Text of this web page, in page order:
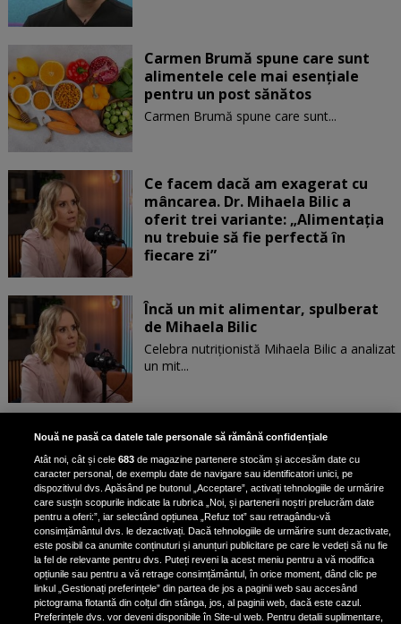
Carmen Brumă spune care sunt
alimentele cele mai esențiale
pentru un post sănătos
Carmen Brumă spune care sunt...
Ce facem dacă am exagerat cu
mâncarea. Dr. Mihaela Bilic a
oferit trei variante: „Alimentația
nu trebuie să fie perfectă în
fiecare zi”
Încă un mit alimentar, spulberat
de Mihaela Bilic
Celebra nutriționistă Mihaela Bilic a analizat
un mit...
Dr. Elena Martin, despre
intervențiile estetice și injecțiile
pentru slăbit: „Pacientele vor să
găsească o modalitate mai
rapidă”
Importanța echilibrului în
alimentație. Ce înseamnă o dietă
sănătoasă
Ruxandra Pleșea, medic...
Nouă ne pasă ca datele tale personale să rămână confidențiale
Atât noi, cât și cele683 de magazine partenere stocăm și accesăm date cu
caracter personal, de exemplu date de navigare sau identificatori unici, pe
dispozitivul dvs. Apăsând pe butonul „Acceptare”, activați tehnologiile de urmărire
care susțin scopurile indicate la rubrica „Noi, și partenerii noștri prelucrăm date
pentru a oferi:”, iar selectând opțiunea „Refuz tot” sau retragându-vă
consimțământul dvs. le dezactivați. Dacă tehnologiile de urmărire sunt dezactivate,
este posibil ca anumite conținuturi și anunțuri publicitare pe care le vedeți să nu fie
la fel de relevante pentru dvs. Puteți reveni la acest meniu pentru a vă modifica
opțiunile sau pentru a vă retrage consimțământul, în orice moment, dând clic pe
linkul „Gestionați preferințele” din partea de jos a paginii web sau accesând
pictograma flotantă din colțul din stânga, jos, al paginii web, dacă este cazul.
Preferințele dvs. vor deveni disponibile în Site-ul web. Pentru detalii suplimentare,